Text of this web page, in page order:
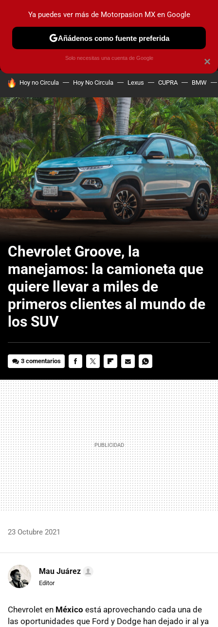
MENÚ NUEVO
INDUSTRIA HOY NO CIRCULA
HOY SE HABLA DE
Hoy no Circula Hoy No Circula Lexus CUPRA BMW
Chevrolet Groove, la
manejamos: la camioneta que
quiere llevar a miles de
primeros clientes al mundo de
los SUV
3 comentarios
MAIL
23 Octubre 2021
Mau Juárez
Editor
Chevrolet en México está aprovechando cada una de
las oportunidades que Ford y Dodge han dejado ir al ya
×
Ya puedes ver más de Motorpasion MX en Google
Añádenos como fuente preferida
Solo necesitas una cuenta de Google